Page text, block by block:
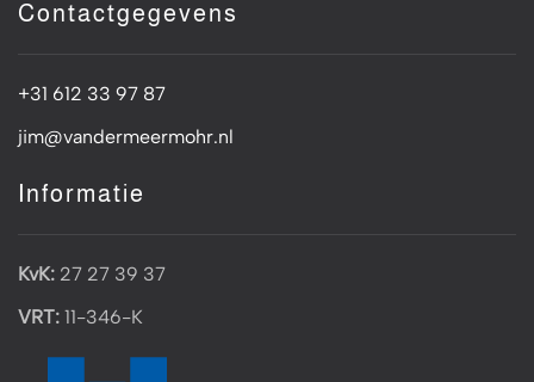
Contactgegevens
+31 612 33 97 87
jim@vandermeermohr.nl
Informatie
KvK: 27 27 39 37
VRT: 11-346-K